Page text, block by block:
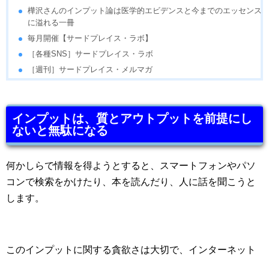
樺沢さんのインプット論は医学的エビデンスと今までのエッセンス
に溢れる一冊
毎月開催【サードプレイス・ラボ】
［各種SNS］サードプレイス・ラボ
［週刊］サードプレイス・メルマガ
インプットは、質とアウトプットを前提にし
ないと無駄になる
何かしらで情報を得ようとすると、スマートフォンやパソ
コンで検索をかけたり、本を読んだり、人に話を聞こうと
します。
このインプットに関する貪欲さは大切で、インターネット